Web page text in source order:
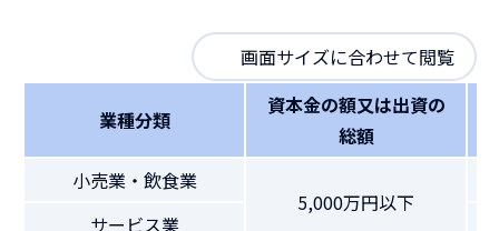
画面サイズに合わせて閲覧
業種分類
資本金の額又は出資の
総額
小売業・飲食業
5,000万円以下
サービス業